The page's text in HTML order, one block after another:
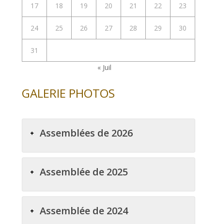
17 18 19 20 21 22 23
24 25 26 27 28 29 30
31
« Juil
GALERIE PHOTOS
Assemblées de 2026
Assemblée de 2025
Assemblée de 2024